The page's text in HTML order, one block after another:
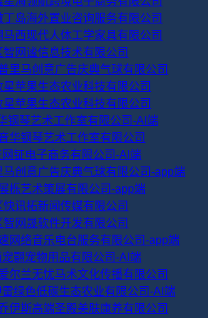
丁岛海外置业咨询服务有限公司
西现代人体工学家具有限公司
智网谧信息技术有限公司
里马创意广告庆典气球有限公司
星苹果生态农业科技有限公司
星苹果生态农业科技有限公司
钢琴艺术工作室有限公司-AI端
华钢琴艺术工作室有限公司
钲电子商务有限公司-AI端
马创意广告庆典气球有限公司-app端
栎艺术策展有限公司-app端
快讯拓新闻传媒有限公司
智网晟软件开发有限公司
网络音乐电台服务有限公司-app端
翾宠物用品有限公司-AI端
尔兰无忧马术文化传播有限公司
绿色低碳生态农业有限公司-AI端
伊斯高端圣殿美肤康养有限公司